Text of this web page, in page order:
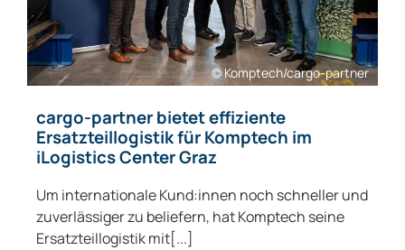
© Komptech/cargo-partner
cargo-partner bietet effiziente
Ersatzteillogistik für Komptech im
iLogistics Center Graz
Um internationale Kund:innen noch schneller und
zuverlässiger zu beliefern, hat Komptech seine
Ersatzteillogistik mit[...]